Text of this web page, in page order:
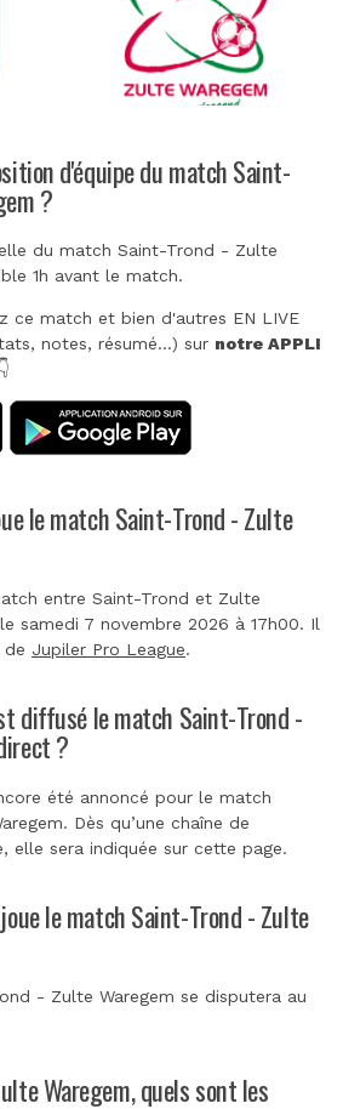
d'équipe du match Saint-
?
du match Saint-Trond - Zulte
1h avant le match.
ce match et bien d'autres EN LIVE
notes, résumé...) sur notre APPLI
le match Saint-Trond - Zulte
entre Saint-Trond et Zulte
samedi 7 novembre 2026 à 17h00. Il
de Jupiler Pro League.
diffusé le match Saint-Trond -
?
été annoncé pour le match
Dès qu’une chaîne de
elle sera indiquée sur cette page.
le match Saint-Trond - Zulte
- Zulte Waregem se disputera au
Waregem, quels sont les